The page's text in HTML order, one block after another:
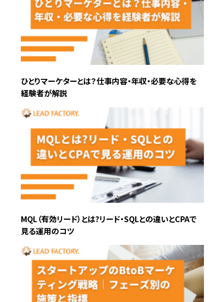
ひとりマーケターとは？仕事内容・年収・必要な心得を
経験者が解説
MQL（有効リード）とは?リード・SQLとの違いとCPAで
見る運用のコツ